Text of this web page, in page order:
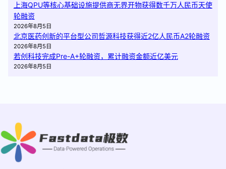
上海QPU等核心基础设施提供商无界开物获得数千万人民币天使
轮融资
2026年8月5日
北京医药创新的平台型公司哲源科技获得近2亿人民币A2轮融资
2026年8月5日
若创科技完成Pre-A+轮融资，累计融资金额近亿美元
2026年8月5日